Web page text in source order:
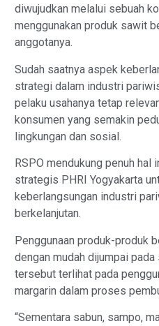
diwujudkan melalui sebuah
menggunakan produk sawit
anggotanya.
Sudah saatnya aspek
strategi dalam industri
pelaku usahanya tetap
konsumen yang semakin
lingkungan dan sosial.
RSPO mendukung penuh
strategis PHRI Yogyakarta
keberlangsungan industri
berkelanjutan.
Penggunaan produk-produk
dengan mudah dijumpai
tersebut terlihat pada
margarin dalam proses
“Sementara sabun, sampo,